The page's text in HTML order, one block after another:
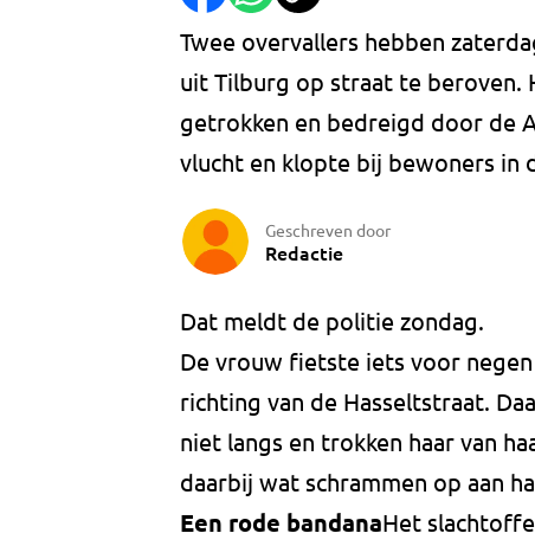
Twee overvallers hebben
uit Tilburg op straat te beroven.
getrokken en bedreigd door de
vlucht en klopte bij bewoners in
Geschreven door
Redactie
Dat meldt de politie zondag.
De vrouw fietste iets voor
richting van de Hasseltstraat.
niet langs en trokken haar van
daarbij wat schrammen op aan
Een rode bandanaHet